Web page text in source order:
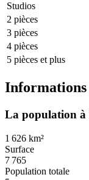
Studios
2 pièces
3 pièces
4 pièces
5 pièces et plus
Informations
La population à
1 626 km²
Surface
7 765
Population totale